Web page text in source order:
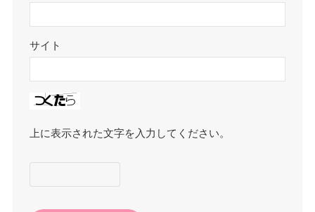
サイト
上に表示された文字を入力してください。